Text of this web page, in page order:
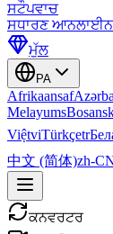
ਸਟੌਪਵਾਚ
ਸਧਾਰਣ
ਮੁੱਲ
PA
Afrikaansaf
Melayums
ViệtviTürkçetr
中文 (简体)zh-
ਕਨਵਰਟਰ